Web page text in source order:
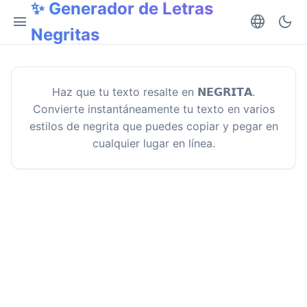
menu
✨ Generador de Letras
Negritas
language dark_mode
Haz que tu texto resalte en 𝗡𝗘𝗚𝗥𝗜𝗧𝗔.
Convierte instantáneamente tu texto en varios
estilos de negrita que puedes copiar y pegar en
cualquier lugar en línea.